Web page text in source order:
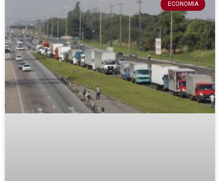
ECONOMIA